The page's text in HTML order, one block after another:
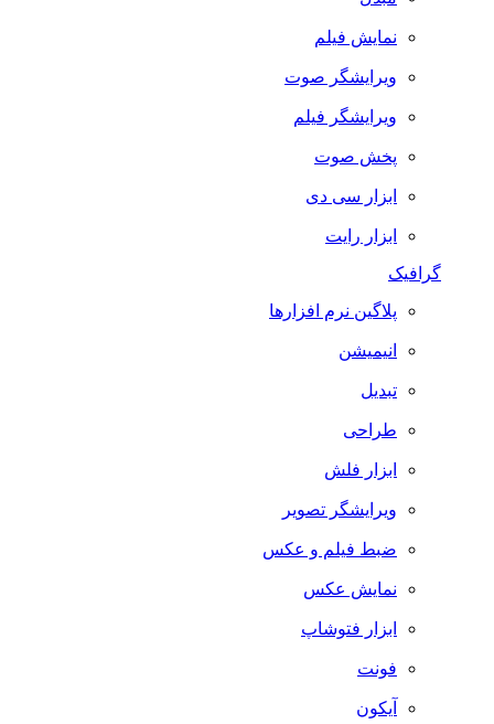
نمایش فیلم
ویرایشگر صوت
ویرایشگر فیلم
پخش صوت
ابزار سی دی
ابزار رایت
گرافیک
پلاگین نرم افزارها
انیمیشن
تبدیل
طراحی
ابزار فلش
ویرایشگر تصویر
ضبط فيلم و عكس
نمایش عکس
ابزار فتوشاپ
فونت
آیکون